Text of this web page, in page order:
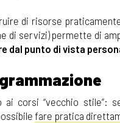
di risorse
di servizi) permette di
dal punto di vista
ai corsi “vecchio stile”:
fare pratica